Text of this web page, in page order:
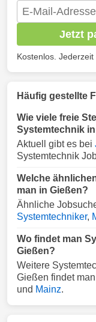
Jetzt
Kostenlos.
Häufig gestellte
Wie viele freie
Systemtechnik
Aktuell gibt es bei
Systemtechnik
Welche
man in Gießen?
Ähnliche
Systemtechniker,
Wo findet man
Gießen?
Weitere
Gießen findet
und Mainz.